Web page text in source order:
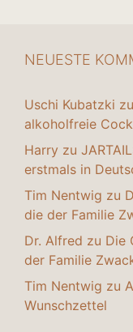
NEUESTE
Uschi Kubatzki zu
alkoholfreie
Harry zu
erstmals in
Tim Nentwig zu
die der Familie
Dr. Alfred zu Die
der Familie
Tim Nentwig zu
Wunschzettel